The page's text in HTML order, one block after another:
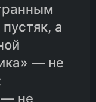
а
— не
— не